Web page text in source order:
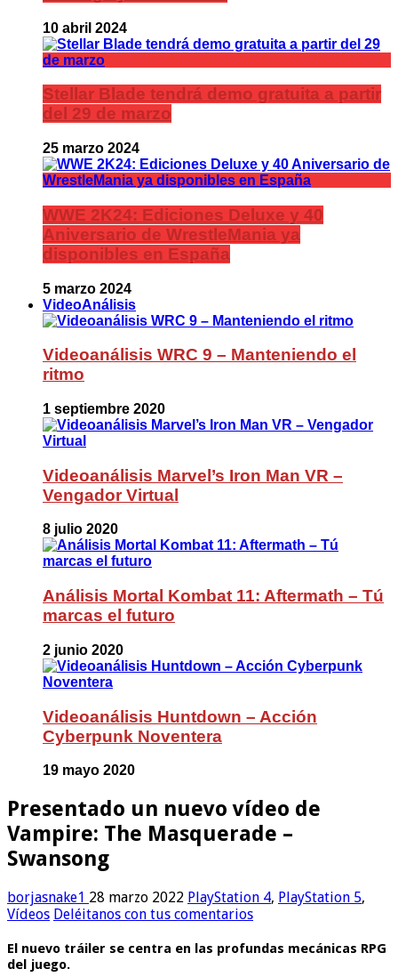
10 abril 2024
Stellar Blade tendrá demo gratuita a partir
del 29 de marzo
25 marzo 2024
WWE 2K24: Ediciones Deluxe y 40
Aniversario de WrestleMania ya
disponibles en España
5 marzo 2024
VideoAnálisis
Videoanálisis WRC 9 – Manteniendo el
ritmo
1 septiembre 2020
Videoanálisis Marvel’s Iron Man VR –
Vengador Virtual
8 julio 2020
Análisis Mortal Kombat 11: Aftermath – Tú
marcas el futuro
2 junio 2020
Videoanálisis Huntdown – Acción
Cyberpunk Noventera
19 mayo 2020
Presentado un nuevo vídeo de
Vampire: The Masquerade –
Swansong
borjasnake1 28 marzo 2022 PlayStation 4, PlayStation 5,
Vídeos Deléitanos con tus comentarios
El nuevo tráiler se centra en las profundas mecánicas RPG
del juego.